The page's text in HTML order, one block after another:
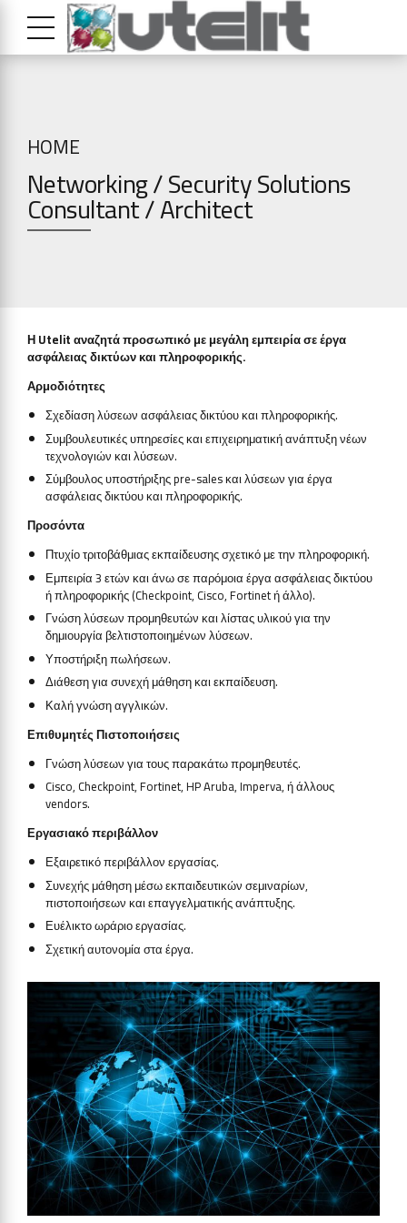
HOME
Networking / Security Solutions
Consultant / Architect
Η Utelit αναζητά προσωπικό με μεγάλη εμπειρία σε έργα
ασφάλειας δικτύων και πληροφορικής.
Αρμοδιότητες
Σχεδίαση λύσεων ασφάλειας δικτύου και πληροφορικής.
Συμβουλευτικές υπηρεσίες και επιχειρηματική ανάπτυξη νέων
τεχνολογιών και λύσεων.
Σύμβουλος υποστήριξης pre-sales και λύσεων για έργα
ασφάλειας δικτύου και πληροφορικής.
Προσόντα
Πτυχίο τριτοβάθμιας εκπαίδευσης σχετικό με την πληροφορική.
Εμπειρία 3 ετών και άνω σε παρόμοια έργα ασφάλειας δικτύου
ή πληροφορικής(Checkpoint, Cisco, Fortinet ή άλλο).
Γνώση λύσεων προμηθευτών και λίστας υλικού για την
δημιουργία βελτιστοποιημένων λύσεων.
Υποστήριξη πωλήσεων.
Διάθεση για συνεχή μάθηση και εκπαίδευση.
Καλή γνώση αγγλικών.
Επιθυμητές Πιστοποιήσεις
Γνώση λύσεων για τους παρακάτω προμηθευτές.
Cisco, Checkpoint, Fortinet, HP Aruba, Imperva, ή άλλους
vendors.
Εργασιακόπεριβάλλον
Εξαιρετικό περιβάλλον εργασίας.
Συνεχής μάθηση μέσω εκπαιδευτικών σεμιναρίων,
πιστοποιήσεων και επαγγελματικής ανάπτυξης.
Ευέλικτο ωράριο εργασίας.
Σχετική αυτονομία στα έργα.